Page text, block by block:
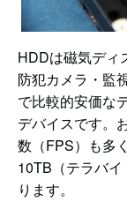
HDDは磁気ディ
防犯カメラ・監
で比較的安価な
デバイスです。
数（FPS）も多
10TB（テラバ
ります。